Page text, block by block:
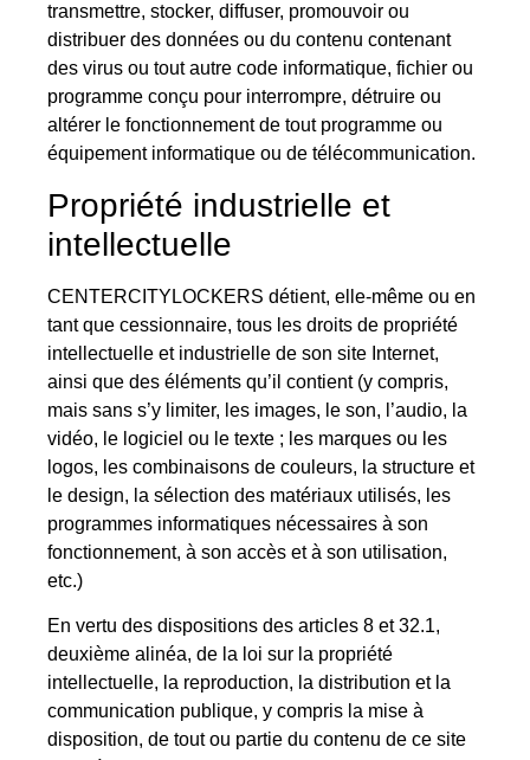
transmettre, stocker, diffuser, promouvoir ou
distribuer des données ou du contenu contenant
des virus ou tout autre code informatique, fichier ou
programme conçu pour interrompre, détruire ou
altérer le fonctionnement de tout programme ou
équipement informatique ou de télécommunication.
Propriété industrielle et
intellectuelle
CENTERCITYLOCKERS détient, elle-même ou en
tant que cessionnaire, tous les droits de propriété
intellectuelle et industrielle de son site Internet,
ainsi que des éléments qu’il contient (y compris,
mais sans s’y limiter, les images, le son, l’audio, la
vidéo, le logiciel ou le texte ; les marques ou les
logos, les combinaisons de couleurs, la structure et
le design, la sélection des matériaux utilisés, les
programmes informatiques nécessaires à son
fonctionnement, à son accès et à son utilisation,
etc.)
En vertu des dispositions des articles 8 et 32.1,
deuxième alinéa, de la loi sur la propriété
intellectuelle, la reproduction, la distribution et la
communication publique, y compris la mise à
disposition, de tout ou partie du contenu de ce site